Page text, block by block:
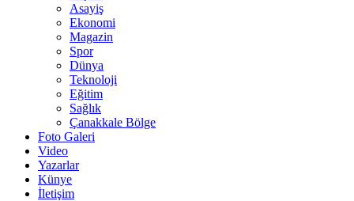
Asayiş
Ekonomi
Magazin
Spor
Dünya
Teknoloji
Eğitim
Sağlık
Çanakkale Bölge
Foto Galeri
Video
Yazarlar
Künye
İletişim